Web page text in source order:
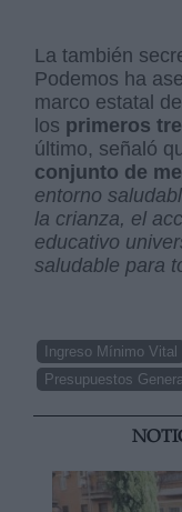
La también
Podemos ha
marco estatal
los primeros
último, señaló
conjunto de
entorno
la crianza, el
educativo
saludable para
Ingreso Mínimo Vital
Presupuestos